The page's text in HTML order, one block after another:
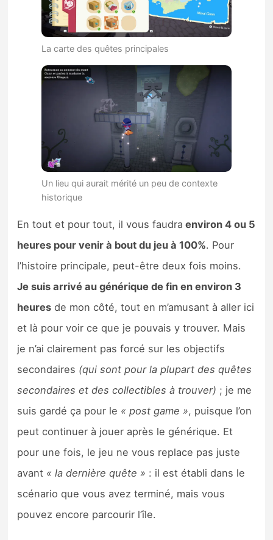
La carte des quêtes principales
Un lieu qui aurait mérité un peu de contexte
historique
En tout et pour tout, il vous faudra environ 4 ou 5
heures pour venir à bout du jeu à 100%. Pour
l’histoire principale, peut-être deux fois moins.
Je suis arrivé au générique de fin en environ 3
heures de mon côté, tout en m’amusant à aller ici
et là pour voir ce que je pouvais y trouver. Mais
je n’ai clairement pas forcé sur les objectifs
secondaires (qui sont pour la plupart des quêtes
secondaires et des collectibles à trouver) ; je me
suis gardé ça pour le « post game », puisque l’on
peut continuer à jouer après le générique. Et
pour une fois, le jeu ne vous replace pas juste
avant « la dernière quête » : il est établi dans le
scénario que vous avez terminé, mais vous
pouvez encore parcourir l’île.